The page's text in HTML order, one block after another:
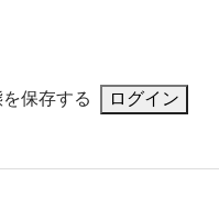
保存する